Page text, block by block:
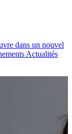
dans un nouvel
Actualités